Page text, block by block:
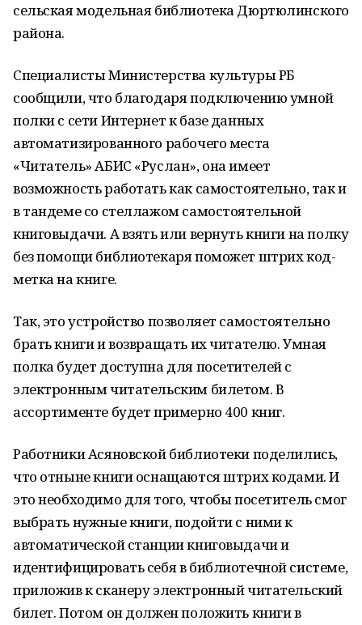
сельская модельная библиотека Дюртюлинского
района.
Специалисты Министерства культуры РБ
сообщили, что благодаря подключению умной
полки с сети Интернет к базе данных
автоматизированного рабочего места
«Читатель» АБИС «Руслан», она имеет
возможность работать как самостоятельно, так и
в тандеме со стеллажом самостоятельной
книговыдачи. А взять или вернуть книги на полку
без помощи библиотекаря поможет штрих код-
метка на книге.
Так, это устройство позволяет самостоятельно
брать книги и возвращать их читателю. Умная
полка будет доступна для посетителей с
электронным читательским билетом. В
ассортименте будет примерно 400 книг.
Работники Асяновской библиотеки поделились,
что отныне книги оснащаются штрих кодами. И
это необходимо для того, чтобы посетитель смог
выбрать нужные книги, подойти с ними к
автоматической станции книговыдачи и
идентифицировать себя в библиотечной системе,
приложив к сканеру электронный читательский
билет. Потом он должен положить книги в